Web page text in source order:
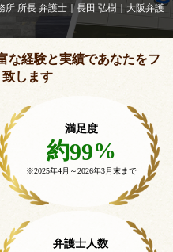
所長 弁護士｜長田 弘樹｜大阪弁護
な経験と実績であなたをフ
します
満足度
約99%
※2025年4月～2026年3月末まで
弁護士人数